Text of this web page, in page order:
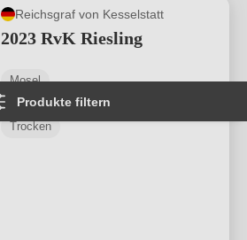
Produkte filtern
Reichsgraf von Kesselstatt
2023 RvK Riesling
Mosel
Riesling
Trocken